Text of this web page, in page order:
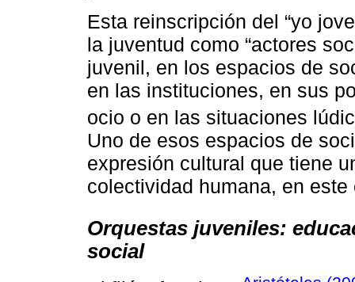
Esta reinscripción del “yo
la juventud como “actores
juvenil, en los espacios de
en las instituciones, en sus
ocio o en las situaciones
Uno de esos espacios de
expresión cultural que tiene
colectividad humana, en
Orquestas juveniles:
social